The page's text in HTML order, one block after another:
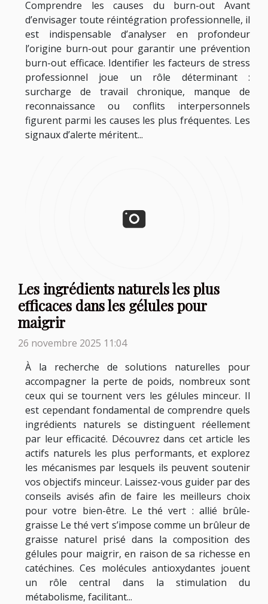
Comprendre les causes du burn-out Avant
d’envisager toute réintégration professionnelle, il
est indispensable d’analyser en profondeur
l’origine burn-out pour garantir une prévention
burn-out efficace. Identifier les facteurs de stress
professionnel joue un rôle déterminant :
surcharge de travail chronique, manque de
reconnaissance ou conflits interpersonnels
figurent parmi les causes les plus fréquentes. Les
signaux d’alerte méritent...
Les ingrédients naturels les plus
efficaces dans les gélules pour
maigrir
26 novembre 2025 11:04
À la recherche de solutions naturelles pour
accompagner la perte de poids, nombreux sont
ceux qui se tournent vers les gélules minceur. Il
est cependant fondamental de comprendre quels
ingrédients naturels se distinguent réellement
par leur efficacité. Découvrez dans cet article les
actifs naturels les plus performants, et explorez
les mécanismes par lesquels ils peuvent soutenir
vos objectifs minceur. Laissez-vous guider par des
conseils avisés afin de faire les meilleurs choix
pour votre bien-être. Le thé vert : allié brûle-
graisse Le thé vert s’impose comme un brûleur de
graisse naturel prisé dans la composition des
gélules pour maigrir, en raison de sa richesse en
catéchines. Ces molécules antioxydantes jouent
un rôle central dans la stimulation du
métabolisme, facilitant...